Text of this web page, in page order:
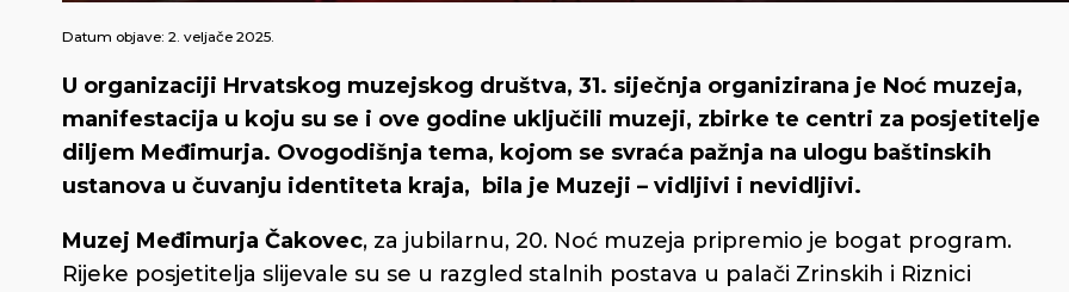
Datum objave: 2. veljače 2025.
U organizaciji Hrvatskog muzejskog društva, 31. siječnja organizirana je Noć muzeja,
manifestacija u koju su se i ove godine uključili muzeji, zbirke te centri za posjetitelje
diljem Međimurja. Ovogodišnja tema, kojom se svraća pažnja na ulogu baštinskih
ustanova u čuvanju identiteta kraja, bila je Muzeji – vidljivi i nevidljivi.
Muzej Međimurja Čakovec, za jubilarnu, 20. Noć muzeja pripremio je bogat program.
Rijeke posjetitelja slijevale su se u razgled stalnih postava u palači Zrinskih i Riznici